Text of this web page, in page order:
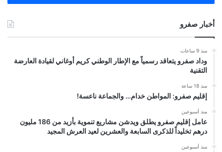
أخبار صفرو
منذ 9 ساعات
وداد صفرو يتعاقد رسمياً مع الإطار الوطني كريم أوغاني لقيادة العارضة
التقنية
منذ 18 ساعة
إقليم صفرو: المواطن خدام… والجماعة ناعسة!
منذ أسبوعين
عامل إقليم صفرو يطلق ويدشن مشاريع تنموية بأزيد من 186 مليون
درهم تخليداً للذكرى السابعة والعشرين لعيد العرش المجيد
منذ أسبوعين